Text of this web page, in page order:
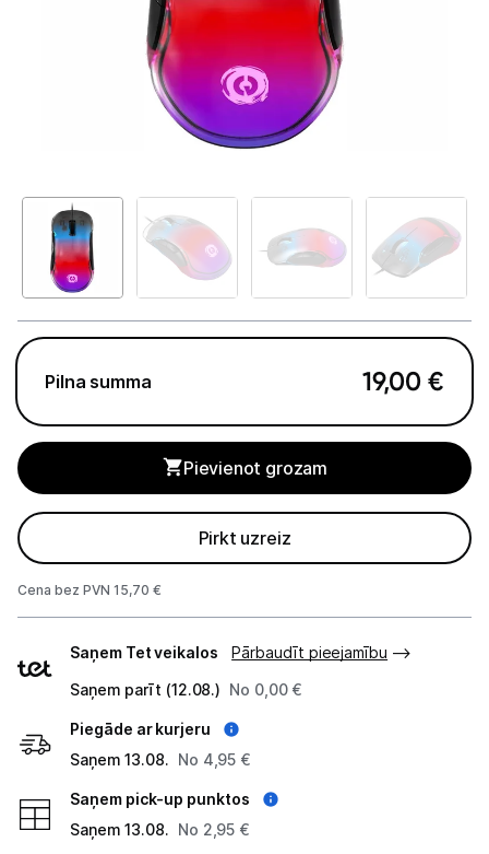
GAMING pasaule >
Portatīvie datori un piederumi
Stacionārie datori un piederumi
Stacionārie datori
Monitori
Peles
Klaviatūras
Web kameras
Gaming krēsli un galdi
Monitoru stiprinājumi
Spēļu konsoles un piederumi
Projektori un ekrāni
Tīkla iekārtas
Biroja piederumi
Pilna summa 19,00 €
Pievienot grozam
Pirkt uzreiz
Cena bez PVN 15,70 €
veidi
Saņem Tet veikalos
Pārbaudīt pieejamību
Saņem parīt (12.08.) No 0,00 €
Piegāde ar kurjeru
Saņem 13.08. No 4,95 €
Saņem pick-up punktos
Saņem 13.08. No 2,95 €